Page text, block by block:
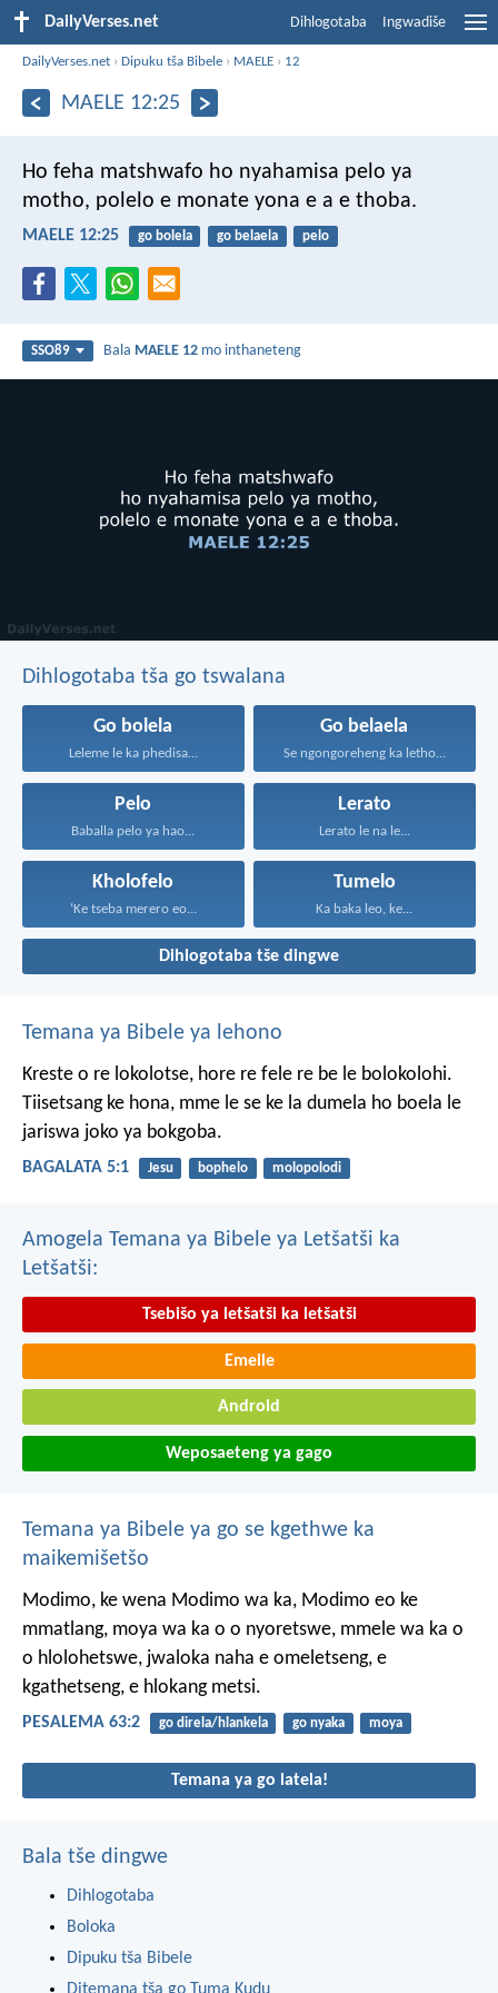
DailyVerses.net Dihlogotaba Ingwadiše
DailyVerses.net ›Dipuku tša Bibele › MAELE › 12
MAELE 12:25
Ho feha matshwafo ho nyahamisa pelo ya
motho, polelo e monate yona e a e thoba.
MAELE 12:25 go bolela go belaela pelo
SSO89 Bala MAELE 12 mo inthaneteng
Dihlogotaba tša go tswalana
Go bolela
Leleme le ka phedisa...
Go belaela
Se ngongoreheng ka letho...
Pelo
Baballa pelo ya hao...
Lerato
Lerato le na le...
Kholofelo
‘Ke tseba merero eo...
Tumelo
Ka baka leo, ke...
Dihlogotaba tše dingwe
Temana ya Bibele ya lehono
Kreste o re lokolotse, hore re fele re be le bolokolohi.
Tiisetsang ke hona, mme le se ke la dumela ho boela le
jariswa joko ya bokgoba.
BAGALATA 5:1 Jesu bophelo molopolodi
Amogela Temana ya Bibele ya Letšatši ka
Letšatši:
Tsebišo ya letšatši ka letšatši
Emeile
Android
Weposaeteng ya gago
Temana ya Bibele ya go se kgethwe ka
maikemišetšo
Modimo, ke wena Modimo wa ka, Modimo eo ke
mmatlang, moya wa ka o o nyoretswe, mmele wa ka o
o hlolohetswe, jwaloka naha e omeletseng, e
kgathetseng, e hlokang metsi.
PESALEMA 63:2 go direla/hlankela go nyaka moya
Temana ya go latela!
Bala tše dingwe
Dihlogotaba
Boloka
Dipuku tša Bibele